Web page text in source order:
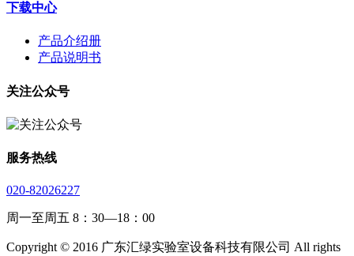
下载中心
产品介绍册
产品说明书
关注公众号
服务热线
020-82026227
周一至周五 8：30—18：00
Copyright © 2016 广东汇绿实验室设备科技有限公司 All rights